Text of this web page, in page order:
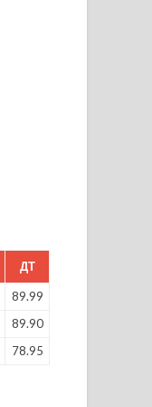
ДТ
89.99
89.90
78.95